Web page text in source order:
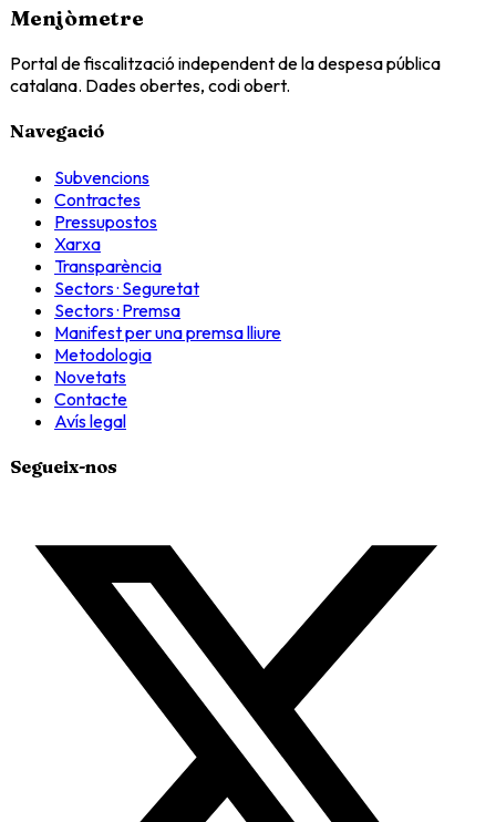
Menjòmetre
Portal de fiscalització independent de la despesa pública
catalana. Dades obertes, codi obert.
Navegació
Subvencions
Contractes
Pressupostos
Xarxa
Transparència
Sectors · Seguretat
Sectors · Premsa
Manifest per una premsa lliure
Metodologia
Novetats
Contacte
Avís legal
Segueix-nos